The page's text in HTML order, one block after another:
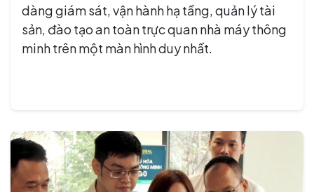
dàng giám sát, vận hành hạ tầng, quản lý tài
sản, đào tạo an toàn trực quan nhà máy thông
minh trên một màn hình duy nhất.